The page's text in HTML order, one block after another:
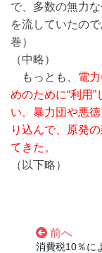
で、多数の無力
を流していたの
巻）
（中略）
もっとも、 電
めのために“利用
い。 暴力団や悪
り込んで、原発
てきた。
（以下略）
前へ
消費税10％に